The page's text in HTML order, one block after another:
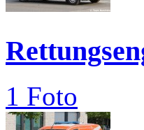
1 Foto